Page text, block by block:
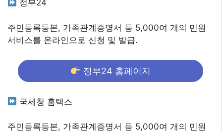
정부24
주민등록등본, 가족관계증명서 등 5,000여 개의 민원
서비스를 온라인으로 신청 및 발급.
정부24 홈페이지
국세청 홈택스
주민등록등본, 가족관계증명서 등 5,000여 개의 민원